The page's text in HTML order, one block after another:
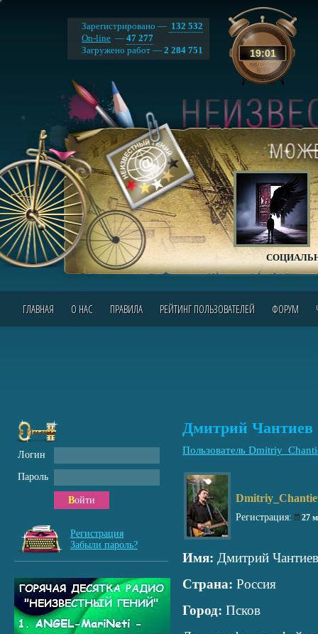
19:01
Зарегистрировано — 132 532
On-line — 47 277
Загружено работ — 2 284 751
ГЛАВНАЯ О НАС ПРАВИЛА РЕЙТИНГ ПОЛЬЗОВАТЕЛЕЙ ФОРУМ
Дмитрий Чантиев
Пользователь
Регистрация: 27
Имя: Дмитрий Чантиев
Страна: Россия
Город: Псков
Логин
Пароль
Войти
Регистрация
Забыли пароль?